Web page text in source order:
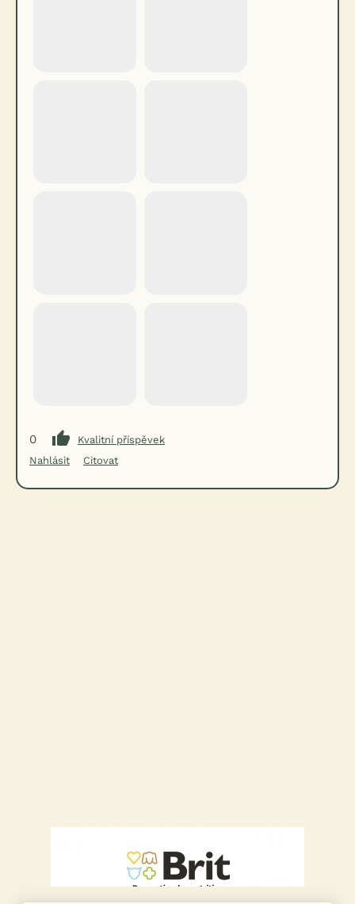
0
Kvalitní příspěvek
Nahlásit
Citovat